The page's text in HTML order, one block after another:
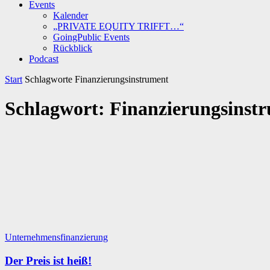
Events
Kalender
„PRIVATE EQUITY TRIFFT…“
GoingPublic Events
Rückblick
Podcast
Start Schlagworte Finanzierungsinstrument
Schlagwort:
Unternehmensfinanzierung
Der Preis ist heiß!